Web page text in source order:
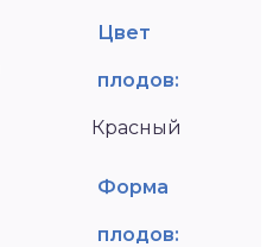
Цвет
плодов:
Красный
Форма
плодов: